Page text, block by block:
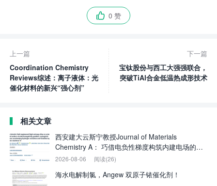
 0 赞
上一篇
Coordination Chemistry
Reviews综述：离子液体：光
催化材料的新兴“强心剂”
下一篇
宝钛股份与西工大强强联合，
突破TiAl合金低温热成形技术
相关文章
西安建大云斯宁教授Journal of Materials
Chemistry A： 巧借电负性梯度构筑内建电场的高
熵合金锚定八面体氮掺杂碳：协同界面加速析氢及
2026-08-06 阅读(26)
海水电解制氯，Angew 双原子铱催化剂！